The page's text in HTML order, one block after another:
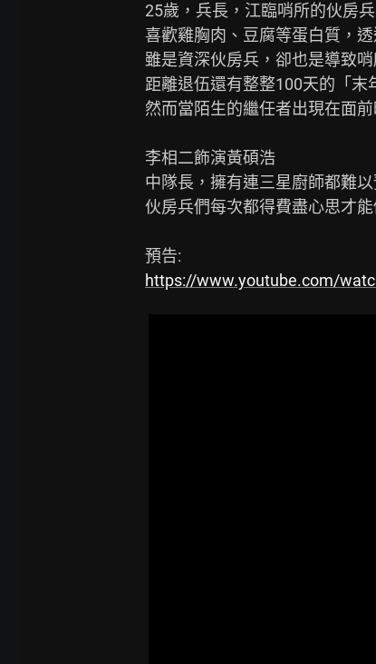
25歲，兵長，江臨哨所的伙房
喜歡雞胸肉、豆腐等蛋白質，
雖是資深伙房兵，卻也是導致
距離退伍還有整整100天的「末
然而當陌生的繼任者出現在面
李相二飾演黃碩浩
中隊長，擁有連三星廚師都難以
伙房兵們每次都得費盡心思才
https://www.youtube.com/